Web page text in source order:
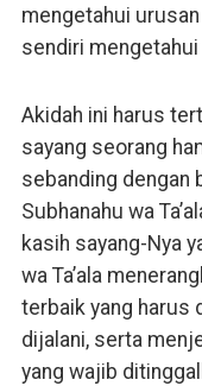
mengetahui
sendiri
Akidah ini harus
sayang seorang
sebanding dengan
Subhanahu wa
kasih sayang-Nya
wa Ta’ala
terbaik yang harus
dijalani, serta
yang wajib